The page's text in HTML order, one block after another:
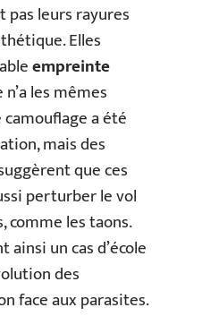
leurs rayures
Elles
empreinte
les mêmes
a été
mais des
que ces
perturber le vol
comme les taons.
un cas d’école
des
face aux parasites.